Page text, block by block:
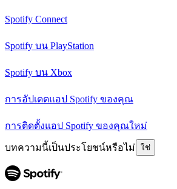
Spotify Connect
Spotify บน PlayStation
Spotify บน Xbox
การอัปเดตแอป Spotify ของคุณ
การติดตั้งแอป Spotify ของคุณใหม่
บทความนี้เป็นประโยชน์หรือไม่ ใช่